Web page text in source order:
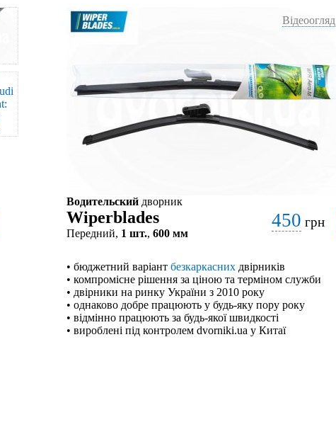
Відеоогляд
Водительский дворник
Wiperblades
Передний, 1 шт., 600 мм
450 грн
• бюджетний варіант безкаркасних двірників
• компромісне рішення за ціною та терміном служби
• двірники на ринку України з 2010 року
• однаково добре працюють у будь-яку пору року
• відмінно працюють за будь-якої швидкості
• вироблені під контролем dvorniki.ua у Китаї